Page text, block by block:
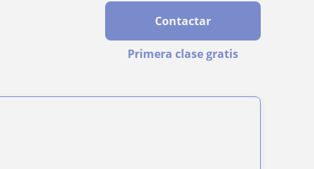
Contactar
Primera clase gratis